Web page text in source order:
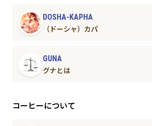
DOSHA-KAPHA
（ドーシャ）カパ
GUNA
グナとは
コーヒーについて